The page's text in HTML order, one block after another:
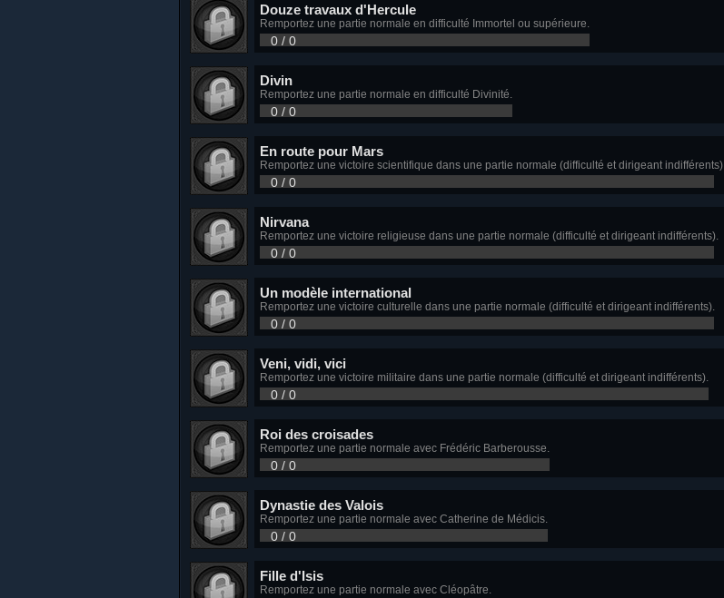
Douze travaux d'Hercule
Remportez une partie normale en difficulté Immortel ou supérieure.
0 / 0
Divin
Remportez une partie normale en difficulté Divinité.
0 / 0
En route pour Mars
Remportez une victoire scientifique dans une partie normale (difficulté et dirigeant indifférents).
0 / 0
Nirvana
Remportez une victoire religieuse dans une partie normale (difficulté et dirigeant indifférents).
0 / 0
Un modèle international
Remportez une victoire culturelle dans une partie normale (difficulté et dirigeant indifférents).
0 / 0
Veni, vidi, vici
Remportez une victoire militaire dans une partie normale (difficulté et dirigeant indifférents).
0 / 0
Roi des croisades
Remportez une partie normale avec Frédéric Barberousse.
0 / 0
Dynastie des Valois
Remportez une partie normale avec Catherine de Médicis.
0 / 0
Fille d'Isis
Remportez une partie normale avec Cléopâtre.